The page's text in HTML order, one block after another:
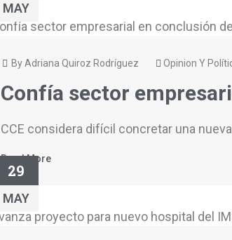
MAY
By Adriana Quiroz Rodríguez Opinion Y
Confía sector
CCE considera difícil concretar una
Read More
29
MAY